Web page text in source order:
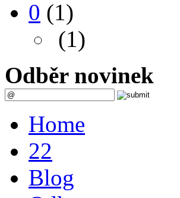
0 (1)
(1)
Odběr novinek
Home
22
Blog